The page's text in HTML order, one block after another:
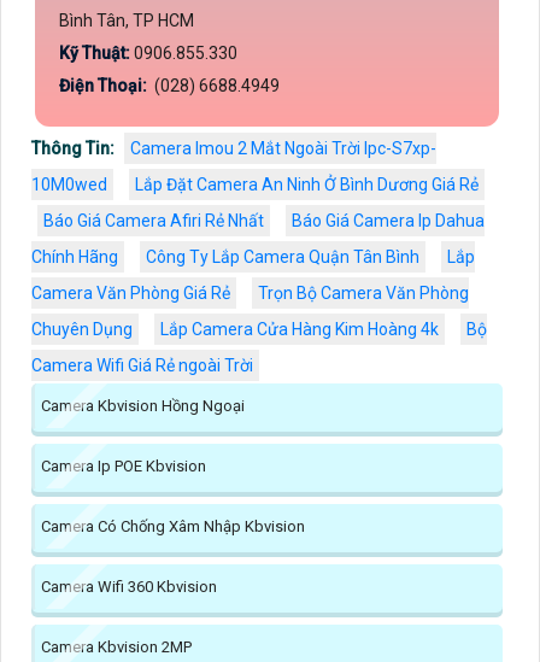
Bình Tân, TP HCM
Kỹ Thuật:0906.855.330
Điện Thoại: (028) 6688.4949
Thông Tin:
Camera Imou 2 Mắt Ngoài Trời Ipc-S7xp-
10M0wed
Lắp Đặt Camera An Ninh Ở Bình Dương Giá Rẻ
Báo Giá Camera Afiri Rẻ Nhất
Báo Giá Camera Ip Dahua
Chính Hãng
Công Ty Lắp Camera Quận Tân Bình
Lắp
Camera Văn Phòng Giá Rẻ
Trọn Bộ Camera Văn Phòng
Chuyên Dụng
Lắp Camera Cửa Hàng Kim Hoàng 4k
Bộ
Camera Wifi Giá Rẻ ngoài Trời
Camera Kbvision Hồng Ngoại
Camera Ip POE Kbvision
Camera Có Chống Xâm Nhập Kbvision
Camera Wifi 360 Kbvision
Camera Kbvision 2MP